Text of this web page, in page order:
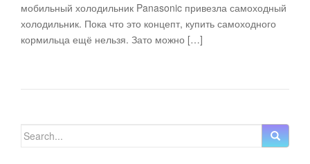
мобильный холодильник Panasonic привезла самоходный
холодильник. Пока что это концепт, купить самоходного
кормильца ещё нельзя. Зато можно […]
Search for: